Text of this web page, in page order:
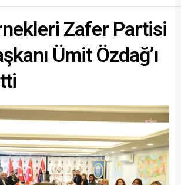
Zafer Partisi
Ümit Özdağ’ı